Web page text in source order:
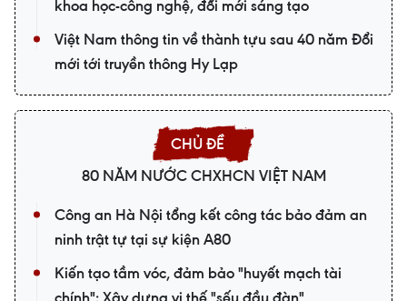
khoa học-công nghệ, đổi mới sáng tạo
Việt Nam thông tin về thành tựu sau 40 năm Đổi
mới tới truyền thông Hy Lạp
80 NĂM NƯỚC CHXHCN VIỆT NAM
Công an Hà Nội tổng kết công tác bảo đảm an
ninh trật tự tại sự kiện A80
Kiến tạo tầm vóc, đảm bảo "huyết mạch tài